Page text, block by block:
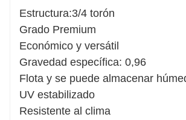
Estructura:3/4 torón
Grado Premium
Económico y versátil
Gravedad específica: 0,96
Flota y se puede almacenar
UV estabilizado
Resistente al clima